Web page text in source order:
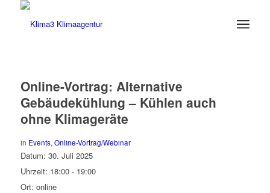
Online-Vortrag: Alternative
Gebäudekühlung – Kühlen auch
ohne Klimageräte
in Events, Online-Vortrag/Webinar
Datum: 30. Juli 2025
Uhrzeit: 18:00 - 19:00
Ort: online